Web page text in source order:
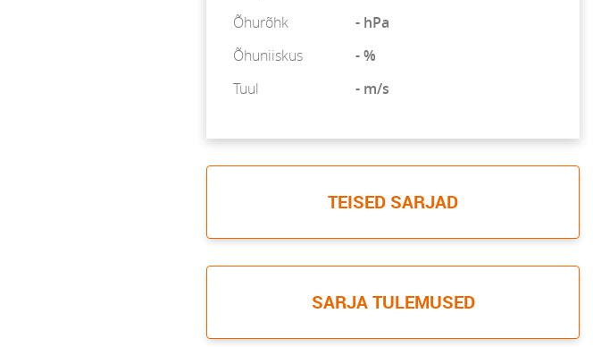
Õhurõhk
- hPa
Õhuniiskus
- %
Tuul
- m/s
TEISED SARJAD
SARJA TULEMUSED